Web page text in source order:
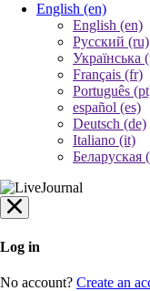
English (en)
English (en)
Русский (ru)
Українська
Français (fr)
Português
español (es)
Deutsch (de)
Italiano (it)
Беларуская
Log in
No account? Create an